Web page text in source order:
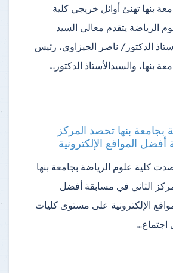
بنها تهنئ أوائل خريجي كلية
الرياضة ​يتقدم معالى السيد
الدكتور/ ناصر الجيزاوي، رئيس
بنها، والسيدالأستاذ الدكتور…
بجامعة بنها تحصد المركز
المواقع الإلكترونية
كلية علوم الرياضة بجامعة بنها
الثاني في مسابقة أفضل
الإلكترونية على مستوى كليات
اجتماع…